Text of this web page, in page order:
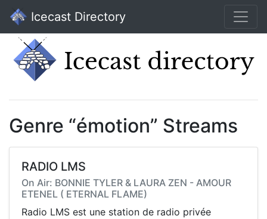
Icecast Directory
Genre “émotion” Streams
RADIO LMS
On Air: BONNIE TYLER & LAURA ZEN - AMOUR
ETENEL ( ETERNAL FLAME)
Radio LMS est une station de radio privée